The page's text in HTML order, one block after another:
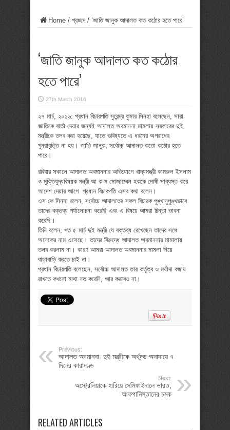
Home / প্রচ্ছদ/ ‘জাতি জানুক আদালত কত কঠোর হতে পারে’
‘জাতি জানুক আদালত কত কঠোর
হতে পারে’
27th March 2016
২৭ মার্চ, ২০১৬: প্রধান বিচারপতি সুরেন্দ্র কুমার সিনহা বলেছেন, সারা
জাতিকে বার্তা দেয়ার জন্যই আদালত অবমাননা মামলায় সরকারের দুই
মন্ত্রীকে তলব করা হয়েছে, যাতে ভবিষ্যতে এ ধরনের অপরাধের
পুনরাবৃত্তি না হয়। জাতি জানুক, সর্বোচ্চ আদালত কতো কঠোর হতে
পারে।
রবিবার সকালে আদালত অবমাননার অভিযোগে খাদ্যমন্ত্রী কামরুল ইসলাম
ও মুক্তিযুদ্ধবিষয়ক মন্ত্রী আ ক ম মোজাম্মেল হককে দোষী সাব্যস্ত করে
আদেশ দেয়ার আগে প্রধান বিচারপতি এসব কথা বলেন।
এস কে সিনহা বলেন, সর্বোচ্চ আদালতের সকল বিচারক পুঙ্খানুপুঙ্খভাবে
তাদের বক্তব্য পর্যালোচনা করেছি এবং এ বিষয়ে আমরা চিন্তা ভাবনা
করেছি।
তিনি বলেন, গত ৫ মার্চ দুই মন্ত্রী যে বক্তব্য রেখেছেন তাদের সঙ্গে
অনেকের নাম এসেছে। তাদের বিরুদ্ধে আদালত অবমাননার মামালায়
তলব করলাম না। কারণ আমরা আদালত অবমাননার মামলা নিয়ে
বাড়াবাড়ি করতে চাই না।
প্রধান বিচারপতি বলেছেন, সর্বোচ্চ আদালত তার কর্তৃত্ব ও মর্যাদা বজায়
রাখতে কখনো মাথা নত করেনি, আর করবেও না।
Previous:
আদালত অবমাননা: দুই মন্ত্রীকে অর্থদন্ড অনাদায়ে ৭
দিনের কারাদণ্ড
Next:
অস্ট্রেলিয়াকে হারিয়ে সেমিফাইনালে ভারত,
আফগানিস্তানের চমক
RELATED ARTICLES